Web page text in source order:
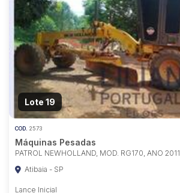
Lote 19
COD. 2573
Máquinas Pesadas
PATROL NEWHOLLAND, MOD. RG170, ANO 2011
Atibaia - SP
Lance Inicial